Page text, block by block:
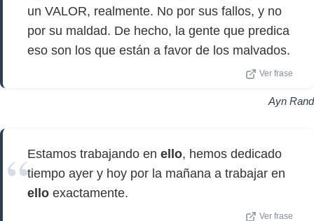
un VALOR, realmente. No por sus fallos, y no
por su maldad. De hecho, la gente que predica
eso son los que están a favor de los malvados.
Ver frase
Ayn Rand
Estamos trabajando en ello, hemos dedicado
tiempo ayer y hoy por la mañana a trabajar en
ello exactamente.
Ver frase